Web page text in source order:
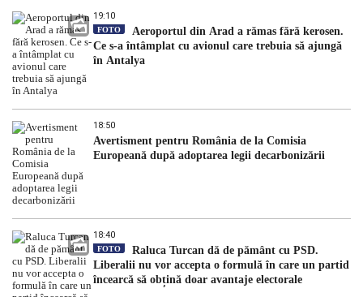
19:10
FOTO
Aeroportul din Arad a rămas fără kerosen.
Ce s-a întâmplat cu avionul care trebuia să ajungă
în Antalya
18:50
Avertisment pentru România de la Comisia
Europeană după adoptarea legii decarbonizării
18:40
FOTO
Raluca Turcan dă de pământ cu PSD.
Liberalii nu vor accepta o formulă în care un partid
încearcă să obțină doar avantaje electorale